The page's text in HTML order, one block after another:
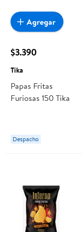
$3.390
Tika
Papas Fritas
Furiosas 150 Tika
Despacho
Agregar